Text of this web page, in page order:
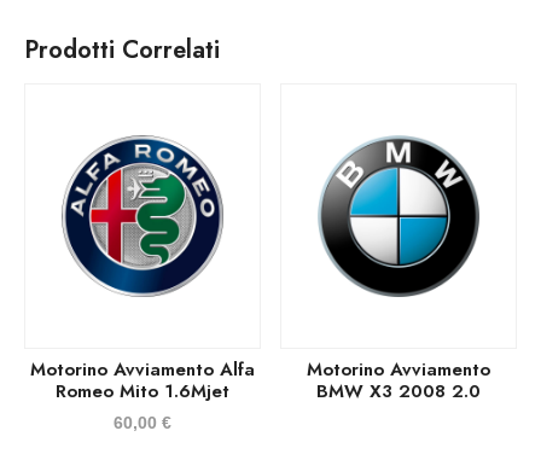
Prodotti Correlati
Motorino Avviamento Alfa
Romeo Mito 1.6Mjet
60,00 €
Motorino Avviamento
BMW X3 2008 2.0